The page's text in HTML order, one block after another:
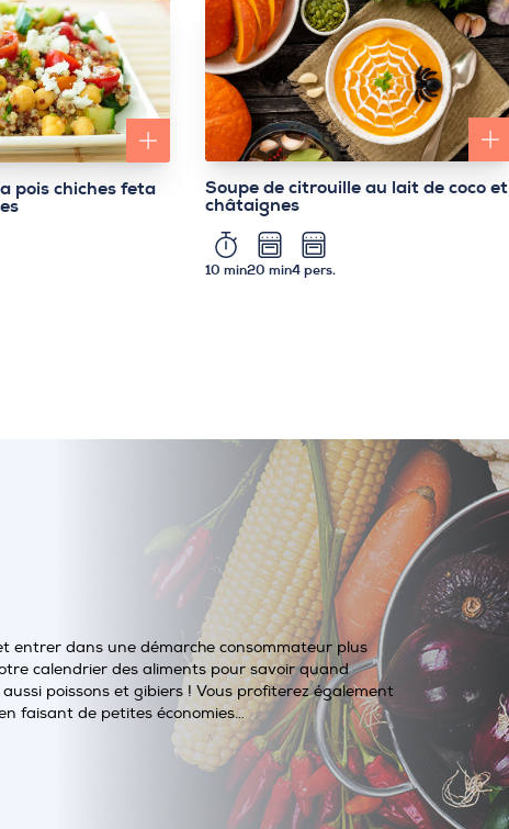
pois chiches feta
Soupe de citrouille au lait de coco et
châtaignes
10 min20 min4 pers.
entrer dans une démarche consommateur plus
calendrier des aliments pour savoir quand
poissons et gibiers ! Vous profiterez également
faisant de petites économies…